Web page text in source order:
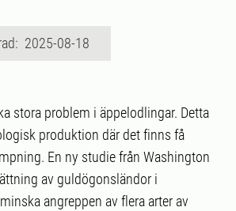
2025-08-18
stora problem i äppelodlingar. Detta
produktion där det finns få
En ny studie från Washington
av guldögonsländor i
angreppen av flera arter av